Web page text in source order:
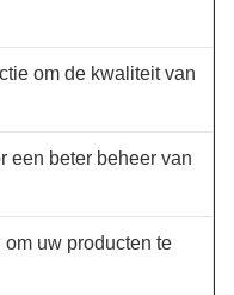
om de kwaliteit van
een beter beheer van
uw producten te